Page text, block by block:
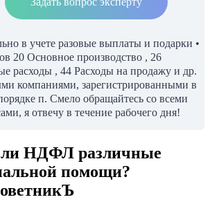
в учете разовые выплаты и подарки •
20 Основное производство , 26
расходы , 44 Расходы на продажу и др.
компаниями, зарегистрированными в
п. Смело обращайтесь со всеми
я отвечу в течение рабочего дня!
ли НДФЛ различные
помощи?